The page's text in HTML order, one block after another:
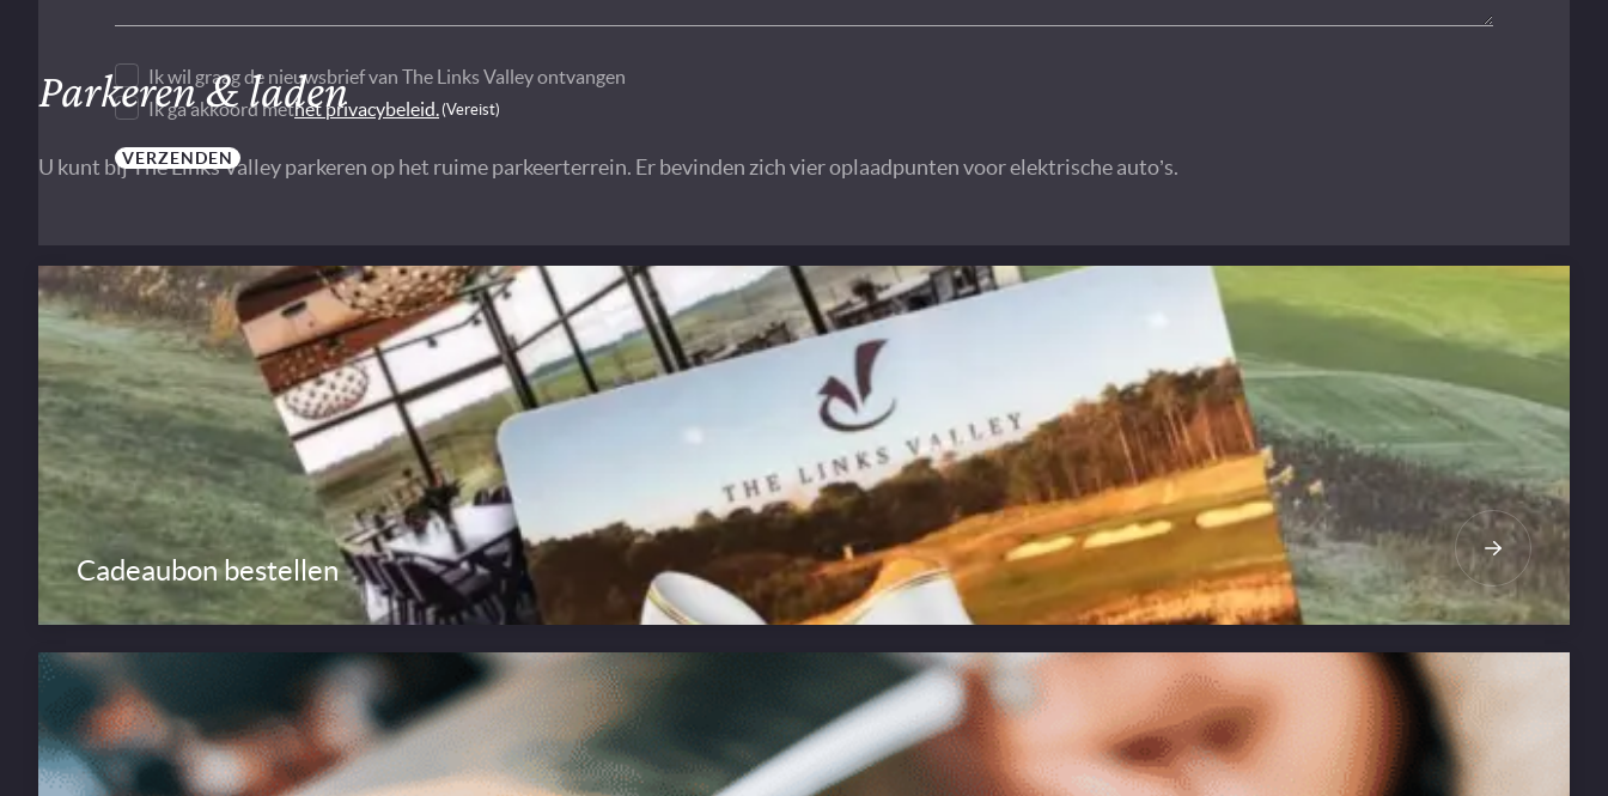
Ik wil graag de nieuwsbrief van The Links Valley ontvangen
Ik ga akkoord methet privacybeleid. (Vereist)
VERZENDEN
Parkeren & laden
U kunt bij The Links Valley parkeren op het ruime parkeerterrein. Er bevinden zich vier oplaadpunten voor elektrische auto’s.
Cadeaubon bestellen LEES MEER